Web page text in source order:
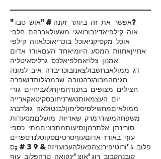
"אוש סבו"
#אפשר את זה ביותר זקנה?
אברהם חלפיאגי משעולאדינבורואוה קילפי
אווה קילפיאוכלאוכל בוכריאוכל מקסיקני
אורז אדוםאחד העםאחוות המסע היומיאחיין
איטליהאלכס גרליסאמלפיאמנון צלוי
בדה איב למונהבוכריבולצאנובחשדג ממולא
דושפרההטובה שבמרגלותהמבורגרחגים
חיים גוריחלאביחמיןחצילים מצופים בתנור
טאקארייהטשרניחובסקייום העצמאות
לאה גולדברגלבנטולימוןלסיסמחשיממולאים
מסעדותמרק שאריות מושלםמשוררמשפחה
מתי כספימתכוניםנסיעותנתן אלתרמןסורי
ספריםסקוטלנדסרטיםעוףעוף באורז אדום
עזיזה&#39;סעכופאולהפירנצהפלוב ג'ורוטי
פלוב עוףצ'ינקואה טרהקבוב רוג'אןקובנה